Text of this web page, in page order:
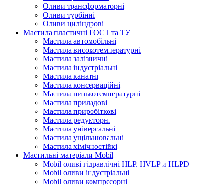
Оливи трансформаторні
Оливи турбінні
Оливи циліндрові
Мастила пластичні ГОСТ та ТУ
Мастила автомобільні
Мастила високотемпературні
Мастила залізничні
Мастила індустріальні
Мастила канатні
Мастила консерваційні
Мастила низькотемпературні
Мастила приладові
Мастила приробіткові
Мастила редукторні
Мастила універсальні
Мастила ущільнювальні
Мастила хімічностійкі
Мастильні матеріали Mobil
Mobil оливі гідравлічні HLP, HVLP и HLPD
Mobil оливи індустріальні
Mobil оливи компресорні